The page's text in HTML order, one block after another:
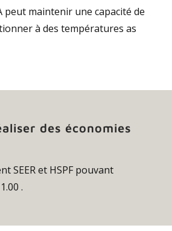
maintenir une capacité de
à des températures as
des économies
SEER et HSPF pouvant
.